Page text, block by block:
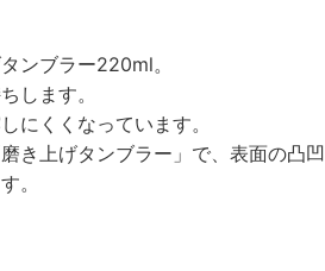
ンブラー220ml。
します。
にくくなっています。
き上げタンブラー」で、表面の凸凹
。